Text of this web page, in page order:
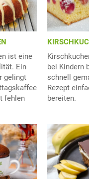
ist eine
Ein
gelingt
fehlen
bei Kindern
schnell
Rezept
bereiten.